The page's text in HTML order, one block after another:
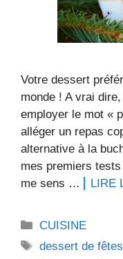
Votre dessert
monde ! A vrai
employer le mot «
alléger un repas
alternative à la
mes premiers
me sens …
LIRE
Catégories
CUISINE
Étiquettes
dessert de fêtes